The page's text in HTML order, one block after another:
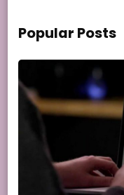
Popular Posts